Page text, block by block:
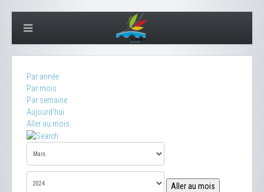
Par année
Par mois
Par semaine
Aujourd'hui
Aller au mois
Aller au mois